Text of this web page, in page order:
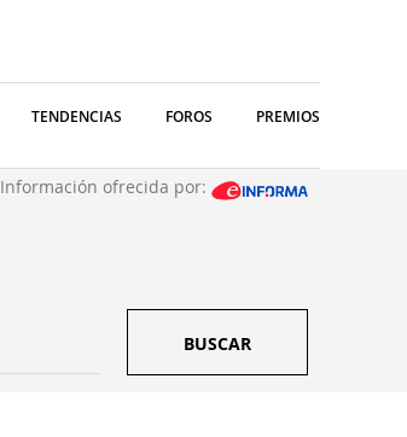
TENDENCIAS FOROS PREMIOS
Información ofrecida por:
BUSCAR